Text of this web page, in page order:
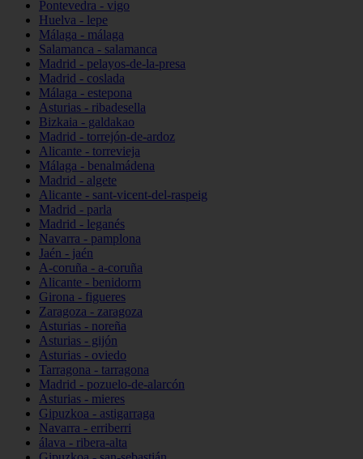
Pontevedra - vigo
Huelva - lepe
Málaga - málaga
Salamanca - salamanca
Madrid - pelayos-de-la-presa
Madrid - coslada
Málaga - estepona
Asturias - ribadesella
Bizkaia - galdakao
Madrid - torrejón-de-ardoz
Alicante - torrevieja
Málaga - benalmádena
Madrid - algete
Alicante - sant-vicent-del-raspeig
Madrid - parla
Madrid - leganés
Navarra - pamplona
Jaén - jaén
A-coruña - a-coruña
Alicante - benidorm
Girona - figueres
Zaragoza - zaragoza
Asturias - noreña
Asturias - gijón
Asturias - oviedo
Tarragona - tarragona
Madrid - pozuelo-de-alarcón
Asturias - mieres
Gipuzkoa - astigarraga
Navarra - erriberri
álava - ribera-alta